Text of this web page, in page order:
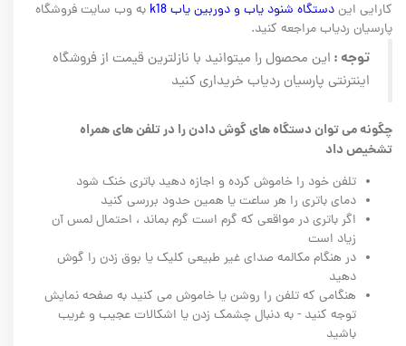
کارایی ایندستگاه شنود یاب و دوربین یاب k18
به وب سایت فروشگاه
پارسیان ردیاب مراجعه کنید.
توجه : این محصول را میتوانید با نازلترین قیمت از فروشگاه
اینترنتی پارسیان ردیاب خریداری کنید
چگونه می توان دستگاه های گوش دادن را در تلفن های همراه
تشخیص داد
تلفن خود را خاموش کرده و اجازه دهید باتری خنک شود
دمای باتری را هر ساعت یا همین حدود بررسی کنید
اگر باتری در مواقعی که گرم است گرم بماند ، احتمال لمس آن
زیاد است
در هنگام مکالمه صدای غیر طبیعی کلیک یا بوق زدن را گوش
دهید
هنگامی که تلفن را روشن یا خاموش می کنید به صفحه نمایش
توجه کنید - به دنبال چشمک زدن یا اشکالات عجیب و غریب
باشید